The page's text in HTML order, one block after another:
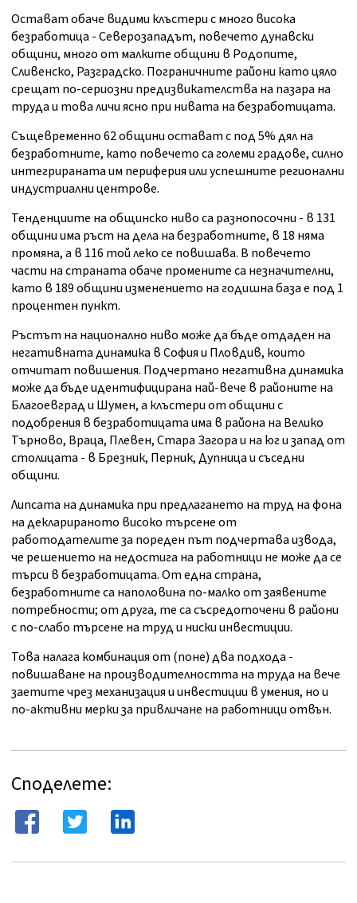
Остават обаче видими клъстери с много висока
безработица - Северозападът, повечето дунавски
общини, много от малките общини в Родопите,
Сливенско, Разградско. Пограничните райони като цяло
срещат по-сериозни предизвикателства на пазара на
труда и това личи ясно при нивата на безработицата.
Същевременно 62 общини остават с под 5% дял на
безработните, като повечето са големи градове, силно
интегрираната им периферия или успешните регионални
индустриални центрове.
Тенденциите на общинско ниво са разнопосочни - в 131
общини има ръст на дела на безработните, в 18 няма
промяна, а в 116 той леко се повишава. В повечето
части на страната обаче промените са незначителни,
като в 189 общини изменението на годишна база е под 1
процентен пункт.
Ръстът на национално ниво може да бъде отдаден на
негативната динамика в София и Пловдив, които
отчитат повишения. Подчертано негативна динамика
може да бъде идентифицирана най-вече в районите на
Благоевград и Шумен, а клъстери от общини с
подобрения в безработицата има в района на Велико
Търново, Враца, Плевен, Стара Загора и на юг и запад от
столицата - в Брезник, Перник, Дупница и съседни
общини.
Липсата на динамика при предлагането на труд на фона
на декларираното високо търсене от
работодателите за пореден път подчертава извода,
че решението на недостига на работници не може да се
търси в безработицата. От една страна,
безработните са наполовина по-малко от заявените
потребности; от друга, те са съсредоточени в райони
с по-слабо търсене на труд и ниски инвестиции.
Това налага комбинация от (поне) два подхода -
повишаване на производителността на труда на вече
заетите чрез механизация и инвестиции в умения, но и
по-активни мерки за привличане на работници отвън.
Споделете: